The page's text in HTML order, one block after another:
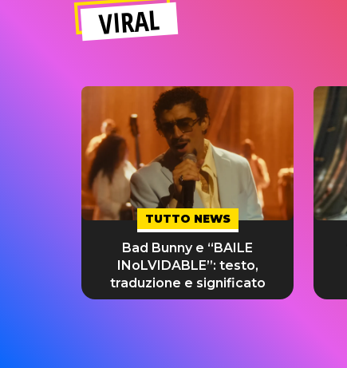
VIRAL
TUTTO NEWS
Bad Bunny e “BAILE
INoLVIDABLE”: testo,
traduzione e significato